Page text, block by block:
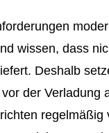
wissen, dass
Deshalb
der Verladung
regelmäßig